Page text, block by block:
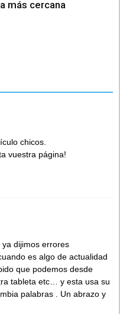
más cercana
chicos.
vuestra página!
dijimos errores
es algo de actualidad
que podemos desde
tableta etc… y esta usa su
palabras . Un abrazo y